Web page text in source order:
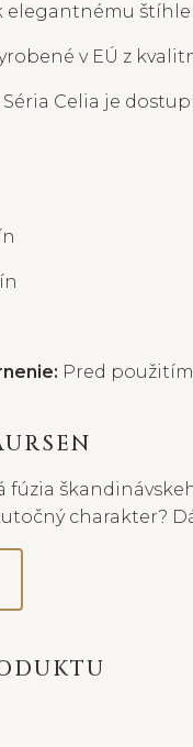
elegantnému
v EÚ z
Séria Celia je
Pred
fúzia
charakter?